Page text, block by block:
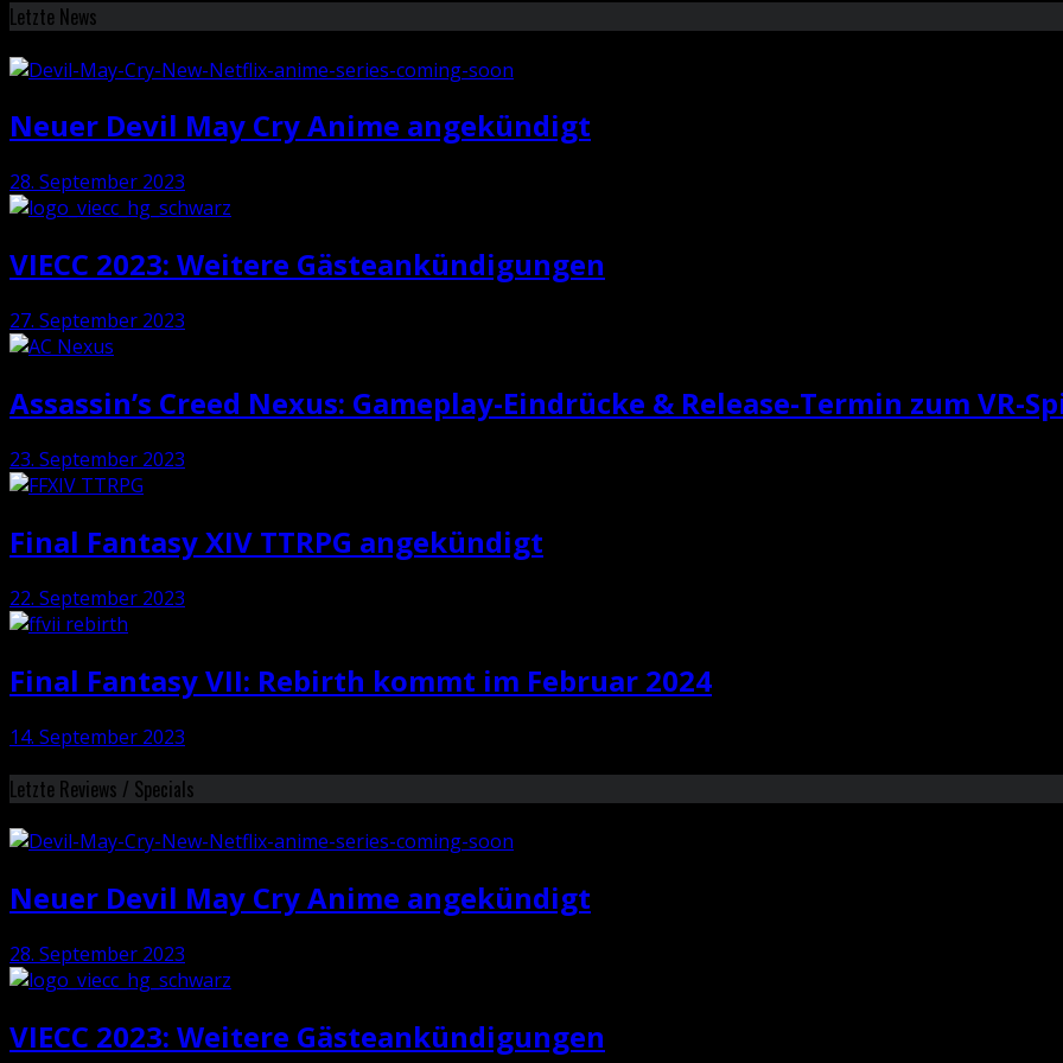
Letzte News
Neuer Devil May Cry Anime angekündigt
28. September 2023
VIECC 2023: Weitere Gästeankündigungen
27. September 2023
Assassin’s Creed Nexus: Gameplay-Eindrücke & Release-Termin zum VR-
23. September 2023
Final Fantasy XIV TTRPG angekündigt
22. September 2023
Final Fantasy VII: Rebirth kommt im Februar 2024
14. September 2023
Letzte Reviews / Specials
Neuer Devil May Cry Anime angekündigt
28. September 2023
VIECC 2023: Weitere Gästeankündigungen